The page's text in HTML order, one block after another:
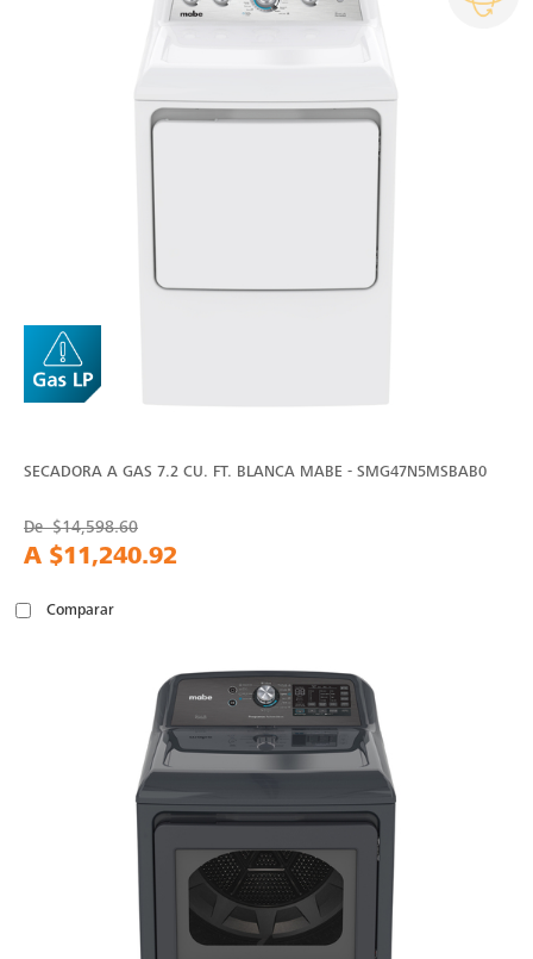
SECADORA A GAS 7.2 CU. FT. BLANCA MABE - SMG47N5MSBAB0
De$14,598.60
A $11,240.92
Comparar